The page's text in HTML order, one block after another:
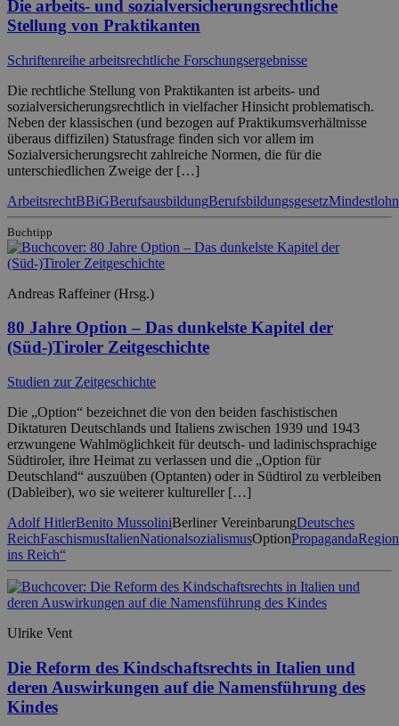
Die arbeits- und sozialversicherungsrechtliche
Stellung von Praktikanten
Schriftenreihe arbeitsrechtliche Forschungsergebnisse
Die rechtliche Stellung von Praktikanten ist arbeits- und
sozialversicherungsrechtlich in vielfacher Hinsicht problematisch.
Neben der klassischen (und bezogen auf Praktikumsverhältnisse
überaus diffizilen) Statusfrage finden sich vor allem im
Sozialversicherungsrecht zahlreiche Normen, die für die
unterschiedlichen Zweige der […]
ArbeitsrechtBBiGBerufsausbildungBerufsbildungsgesetzMindestlohn
Buchtipp
Andreas Raffeiner (Hrsg.)
80 Jahre Option – Das dunkelste Kapitel der
(Süd-)Tiroler Zeitgeschichte
Studien zur Zeitgeschichte
Die „Option“ bezeichnet die von den beiden faschistischen
Diktaturen Deutschlands und Italiens zwischen 1939 und 1943
erzwungene Wahlmöglichkeit für deutsch- und ladinischsprachige
Südtiroler, ihre Heimat zu verlassen und die „Option für
Deutschland“ auszuüben (Optanten) oder in Südtirol zu verbleiben
(Dableiber), wo sie weiterer kultureller […]
Adolf HitlerBenito MussoliniBerliner VereinbarungDeutsches
ReichFaschismusItalienNationalsozialismusOptionPropaganda
ins Reich“
Ulrike Vent
Die Reform des Kindschaftsrechts in Italien und
deren Auswirkungen auf die Namensführung des
Kindes